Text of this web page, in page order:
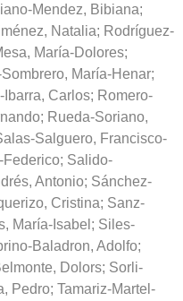
Mendez, Bibiana;
Natalia; Rodríguez-
María-Dolores;
Sombrero, María-Henar;
Ibarra, Carlos; Romero-
; Rueda-Soriano,
Salguero, Francisco-
Federico; Salido-
Antonio; Sánchez-
Cristina; Sanz-
María-Isabel ; Siles-
Baladron, Adolfo;
Dolors; Sorli-
Pedro; Tamariz-Martel-